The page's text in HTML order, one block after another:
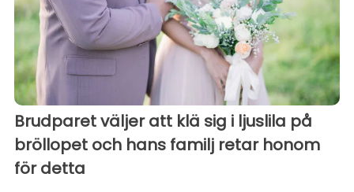
Brudparet väljer att klä sig i ljuslila på
bröllopet och hans familj retar honom
för detta